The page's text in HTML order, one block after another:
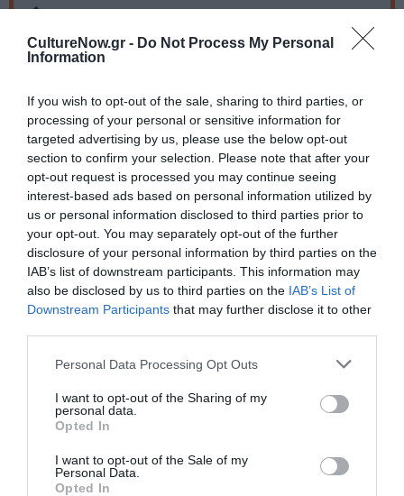
CultureNow.gr - Do Not Process My Personal
Information
If you wish to opt-out of the sale, sharing to third parties, or
processing of your personal or sensitive information for
targeted advertising by us, please use the below opt-out
section to confirm your selection. Please note that after your
opt-out request is processed you may continue seeing
interest-based ads based on personal information utilized by
us or personal information disclosed to third parties prior to
your opt-out. You may separately opt-out of the further
disclosure of your personal information by third parties on the
IAB’s list of downstream participants. This information may
also be disclosed by us to third parties on the IAB’s List of
Downstream Participants that may further disclose it to other
Personal Data Processing Opt Outs
I want to opt-out of the Sharing of my
personal data.
Opted In
I want to opt-out of the Sale of my
Personal Data.
Opted In
Eισιτήρια:
Εισιτήρια: 18€ (προπώληση) | 23€ (ταμείο)
Τηλ.: 695 163 2086
Ακολουθήστε το Culturenow.gr στοGoogle Newsκαι
μάθετε πρώτοι όλες τις ειδήσεις
Δείτε όλα τατελευταία νέαγια την Τέχνη και τον
Πολιτισμό στοCulturenow.gr
Νέοι Διαγωνισμοί❯
Tags
Newsletter
Κάθε βδομάδα στο e-mail σας τα τελευταία νέα για
την Τέχνη και τον Πολιτισμό!